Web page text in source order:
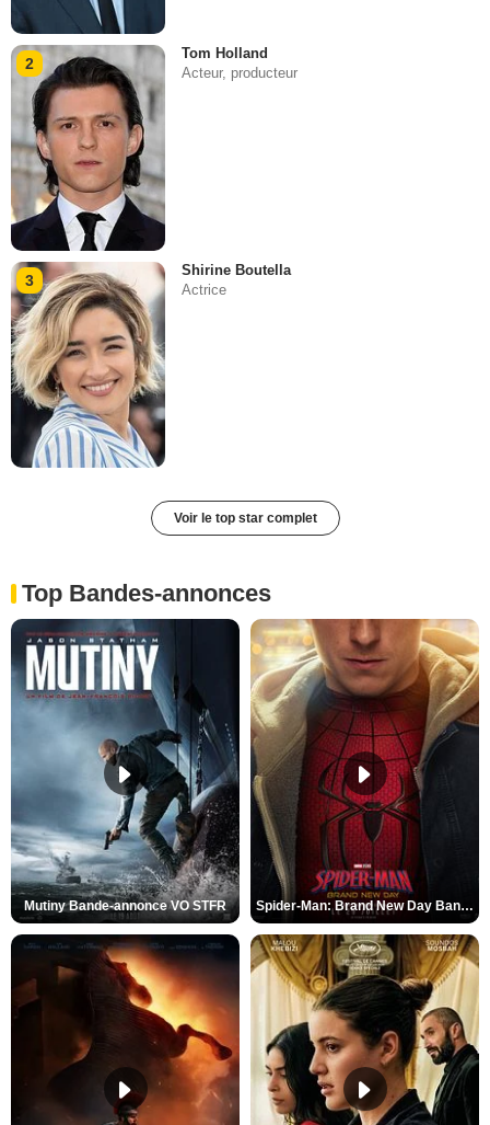
2
Tom Holland
Acteur, producteur
3
Shirine Boutella
Actrice
Voir le top star complet
Top Bandes-annonces
Mutiny Bande-annonce VO STFR Spider-Man: Brand New Day Bande-annonce VO STFR